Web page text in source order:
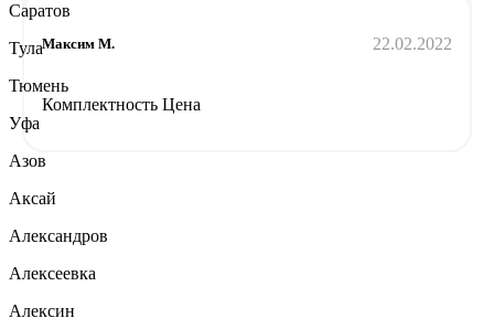
Максим М. 22.02.2022
Комплектность Цена
Саратов
Тула
Тюмень
Уфа
Азов
Аксай
Александров
Алексеевка
Алексин